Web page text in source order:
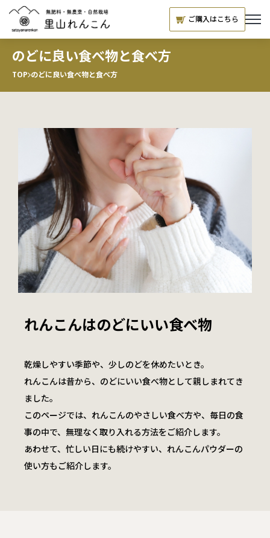
ご購入はこちら
のどに良い食べ物と食べ方
TOP のどに良い食べ物と食べ方
れんこんはのどにいい食べ物
乾燥しやすい季節や、少しのどを休めたいとき。
れんこんは昔から、のどにいい食べ物として親しまれてき
ました。
このページでは、れんこんのやさしい食べ方や、毎日の食
事の中で、無理なく取り入れる方法をご紹介します。
あわせて、忙しい日にも続けやすい、 れんこんパウダーの
使い方もご紹介します。